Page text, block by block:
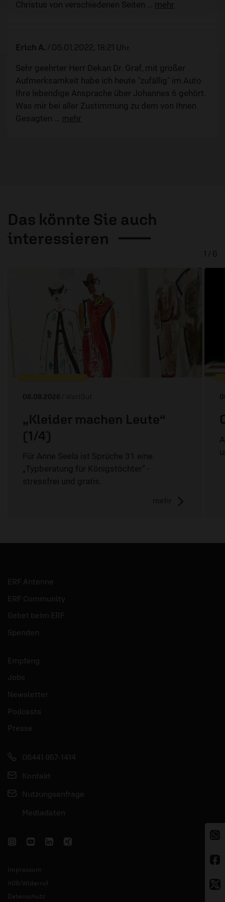
Christus von verschiedenen Seiten
mehr
Erich A. / 05.01.2022, 18:21 Uhr
Sehr geehrter Herr Dekan Dr. Graf, mit großer
Aufmerksamkeit habe ich heute "zufällig" im Auto
Ihre lebendige Ansprache über Johannes 6 gehört.
Was mir bei aller Zustimmung zu dem von Ihnen
Gesagten
mehr
Das könnte Sie auch
interessieren
08.08.2026 / WortGut
„Kleider machen Leute“
(1/4)
Für Anne Seela ist Sprüche 31 eine
„Typberatung für Königstöchter“ -
stressfrei und gratis.
mehr
1 / 6
ERF Antenne
ERF Community
Gebet beim ERF
Spenden
Empfang
Jobs
Newsletter
Podcasts
Presse
06441 957-1414
Kontakt
Nutzungsanfrage
Mediadaten
Impressum
AGB/Widerruf
Datenschutz